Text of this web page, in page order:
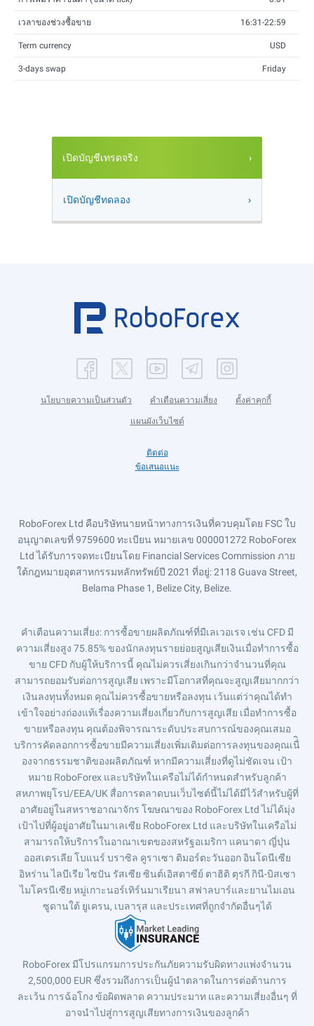
เวลาของช่วงซื้อขาย 16:31-22:59
Term currency USD
3-days swap Friday
เปิดบัญชีเทรดจริง
เปิดบัญชีทดลอง
นโยบายความเป็นส่วนตัว คำเตือนความเสี่ยง ตั้งค่าคุกกี้
แผนผังเว็บไซต์
ติดต่อ
ข้อเสนอแนะ
RoboForex Ltd คือบริษัทนายหน้าทางการเงินที่ควบคุมโดย FSC ใบ
อนุญาตเลขที่ 9759600 ทะเบียน หมายเลข 000001272 RoboForex
Ltd ได้รับการจดทะเบียนโดย Financial Services Commission ภาย
ใต้กฎหมายอุตสาหกรรมหลักทรัพย์ปี 2021 ที่อยู่: 2118 Guava Street,
Belama Phase 1, Belize City, Belize.
คำเตือนความเสี่ยง: การซื้อขายผลิตภัณฑ์ที่มีเลเวอเรจ เช่น CFD มี
ความเสี่ยงสูง 75.85% ของนักลงทุนรายย่อยสูญเสียเงินเมื่อทำการซื้อ
ขาย CFD กับผู้ให้บริการนี้ คุณไม่ควรเสี่ยงเกินกว่าจำนวนที่คุณ
สามารถยอมรับต่อการสูญเสีย เพราะมีโอกาสที่คุณจะสูญเสียมากกว่า
เงินลงทุนทั้งหมด คุณไม่ควรซื้อขายหรือลงทุน เว้นแต่ว่าคุณได้ทำ
เข้าใจอย่างถ่องแท้เรื่องความเสี่ยงเกี่ยวกับการสูญเสีย เมื่อทำการซื้อ
ขายหรือลงทุน คุณต้องพิจารณาระดับประสบการณ์ของคุณเสมอ
บริการคัดลอกการซื้อขายมีความเสี่ยงเพิ่มเติมต่อการลงทุนของคุณเนื่ิ
องจากธรรมชาติของผลิตภัณฑ์ หากมีความเสี่ยงที่ดูไม่ชัดเจน เป้า
หมาย RoboForex และบริษัทในเครือไม่ได้กำหนดสำหรับลูกค้า
สหภาพยุโรป/EEA/UK สื่อการตลาดบนเว็บไซต์นี้ไม่ได้มีไว้สำหรับผู้ที่
อาศัยอยู่ในสหราชอาณาจักร โฆษณาของ RoboForex Ltd ไม่ได้มุ่ง
เป้าไปที่ผู้อยู่อาศัยในมาเลเซีย RoboForex Ltd และบริษัทในเครือไม่
สามารถให้บริการในอาณาเขตของสหรัฐอเมริกา แคนาดา ญี่ปุ่น
ออสเตรเลีย โบแนร์ บราซิล คูราเซา ติมอร์ตะวันออก อินโดนีเซีย
อิหร่าน ไลบีเรีย ไซปัน รัสเซีย ซินต์เอิสตาซีย์ ตาฮิติ ตุรกี กินี-บิสเซา
ไมโครนีเซีย หมู่เกาะนอร์เทิร์นมาเรียนา สฟาลบาร์และยานไมเอน
ซูดานใต้ ยูเครน, เบลารุส และประเทศที่ถูกจำกัดอื่นๆได้
RoboForex มีโปรแกรมการประกันภัยความรับผิดทางแพ่งจำนวน
2,500,000 EUR ซึ่งรวมถึงการเป็นผู้นำตลาดในการต่อต้านการ
ละเว้น การฉ้อโกง ข้อผิดพลาด ความประมาท และความเสี่ยงอื่นๆ ที่
อาจนำไปสู่การสูญเสียทางการเงินของลูกค้า